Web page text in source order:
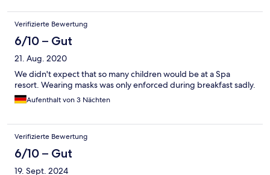
Verifizierte Bewertung
6/10 – Gut
21. Aug. 2020
We didn't expect that so many children would be at a Spa
resort. Wearing masks was only enforced during breakfast sadly.
Aufenthalt von 3 Nächten
Verifizierte Bewertung
6/10 – Gut
19. Sept. 2024